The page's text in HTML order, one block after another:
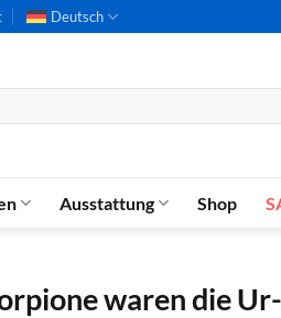
Deutsch
Ausstattung Shop
waren die